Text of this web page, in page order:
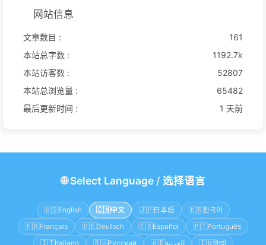
网站信息
文章数目 :
161
本站总字数 :
1192.7k
本站访客数 :
52807
本站总浏览量 :
65482
最后更新时间 :
1 天前
🌐Select Language/ 选择语言
🇺🇸English 🇨🇳 中文 🇯🇵日本語 🇰🇷한국어
🇫🇷Français 🇩🇪Deutsch 🇪🇸Español 🇵🇹Português
🇮🇹Italiano 🇷🇺Русский 🇦🇪العربية 🇮🇳हिन्दी